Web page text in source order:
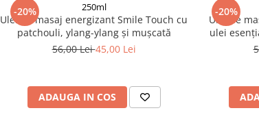
-20% 250ml
Ulei de masaj energizant Smile Touch cu
patchouli, ylang-ylang și mușcată
56,00 Lei45,00 Lei
ADAUGA IN COS
-20%
Ulei de
ulei